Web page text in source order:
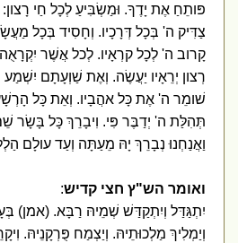
פּותֵחַ אֶת יָדֶךָ. וּמַשְׂבִּיעַ לְכָל חַי רָצון:
צַדִּיק ה' בְּכָל דְּרָכָיו. וְחָסִיד בְּכָל מַעֲשָׂיו:
קָרוב ה' לְכָל קרְאָיו. לְכל אֲשֶׁר
רְצון יְרֵאָיו יַעֲשֶׂה. וְאֶת שַׁוְעָתָם יִשְׁמַע
שׁומֵר ה' אֶת כָּל אהֲבָיו. וְאֵת כָּל
תְּהִלַּת ה' יְדַבֶּר פִּי. וִיבָרֵךְ כָּל בָּשָׂר שֵׁם
וַאֲנַחְנוּ נְבָרֵךְ יָהּ מֵעַתָּה וְעַד עולָם
ואומר הש"ץ חצי קדיש:
יִתְגַּדַּל וְיִתְקַדַּשׁ שְׁמֵיהּ רַבָּא. (אמן)
וְיַמְלִיךְ מַלְכוּתֵיהּ. וְיַצְמַח פֻּרְקָנֵיהּ.